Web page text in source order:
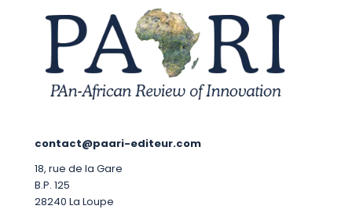
contact@paari-editeur.com
18, rue de la Gare
B.P. 125
28240 La Loupe